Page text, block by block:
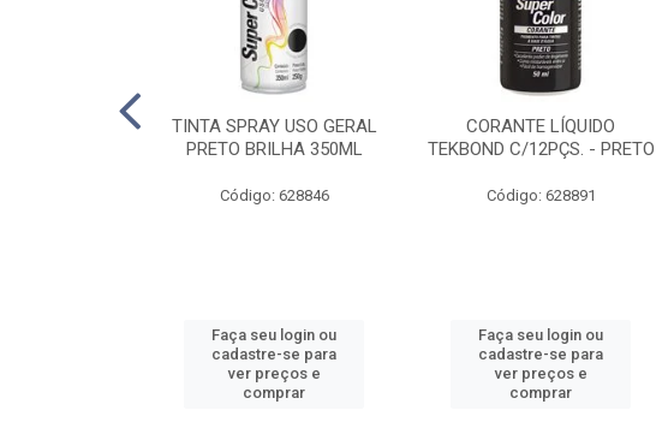
TINTA SPRAY USO GERAL
PRETO BRILHA 350ML
Código: 628846
Faça seu login ou
cadastre-se para
ver preços e
comprar
CORANTE LÍQUIDO
TEKBOND C/12PÇS. - PRETO
Código: 628891
Faça seu login ou
cadastre-se para
ver preços e
comprar